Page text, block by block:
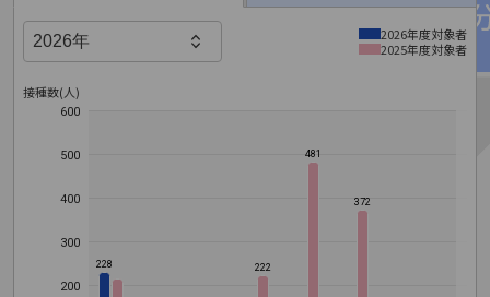
2026年度対象者
2025年度対象者
接種数(人)
200
300
400
500
600
228 222
481
372